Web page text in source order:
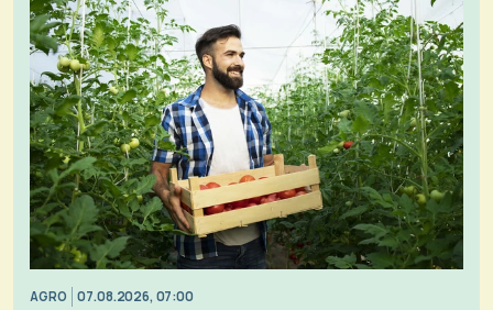
AGRO 07.08.2026, 07:00